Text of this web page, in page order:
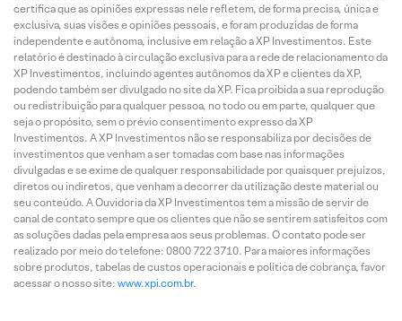
certifica que as opiniões expressas nele refletem, de forma precisa, única e
exclusiva, suas visões e opiniões pessoais, e foram produzidas de forma
independente e autônoma, inclusive em relação a XP Investimentos. Este
relatório é destinado à circulação exclusiva para a rede de relacionamento da
XP Investimentos, incluindo agentes autônomos da XP e clientes da XP,
podendo também ser divulgado no site da XP. Fica proibida a sua reprodução
ou redistribuição para qualquer pessoa, no todo ou em parte, qualquer que
seja o propósito, sem o prévio consentimento expresso da XP
Investimentos. A XP Investimentos não se responsabiliza por decisões de
investimentos que venham a ser tomadas com base nas informações
divulgadas e se exime de qualquer responsabilidade por quaisquer prejuízos,
diretos ou indiretos, que venham a decorrer da utilização deste material ou
seu conteúdo. A Ouvidoria da XP Investimentos tem a missão de servir de
canal de contato sempre que os clientes que não se sentirem satisfeitos com
as soluções dadas pela empresa aos seus problemas. O contato pode ser
realizado por meio do telefone: 0800 722 3710. Para maiores informações
sobre produtos, tabelas de custos operacionais e política de cobrança, favor
acessar o nosso site: www.xpi.com.br.